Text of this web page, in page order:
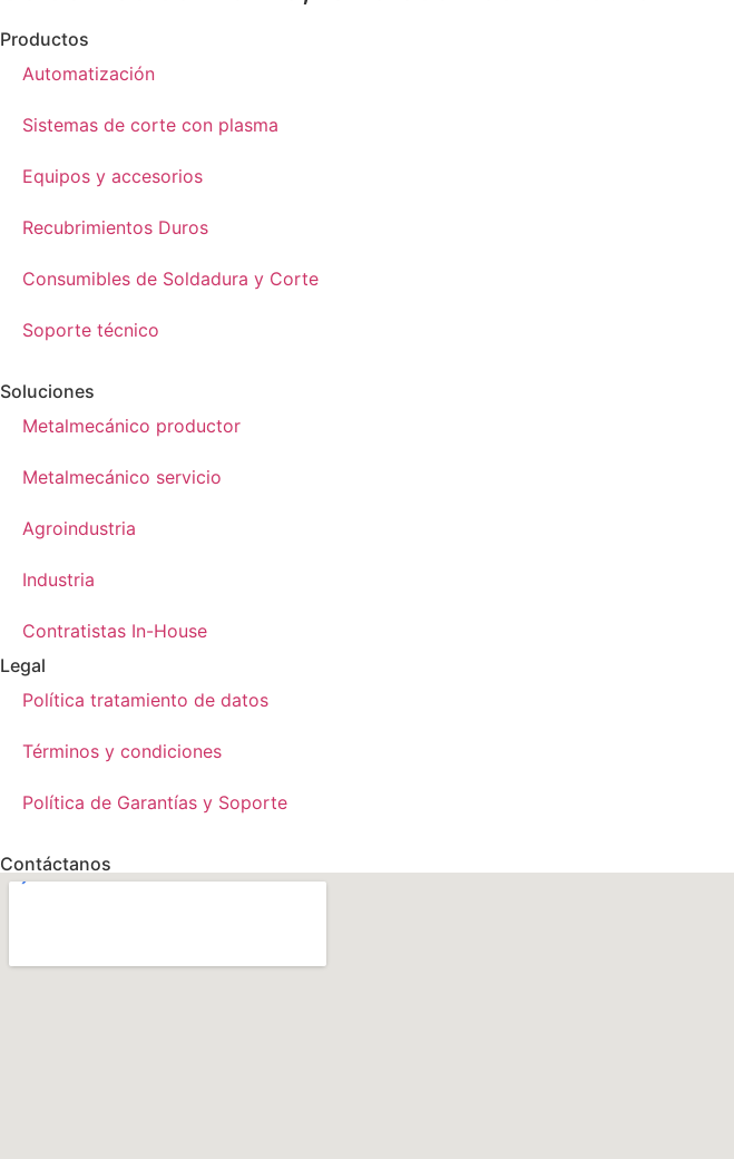
Productos
Automatización
Sistemas de corte con plasma
Equipos y accesorios
Recubrimientos Duros
Consumibles de Soldadura y Corte
Soporte técnico
Soluciones
Metalmecánico productor
Metalmecánico servicio
Agroindustria
Industria
Contratistas In-House
Legal
Política tratamiento de datos
Términos y condiciones
Política de Garantías y Soporte
Contáctanos